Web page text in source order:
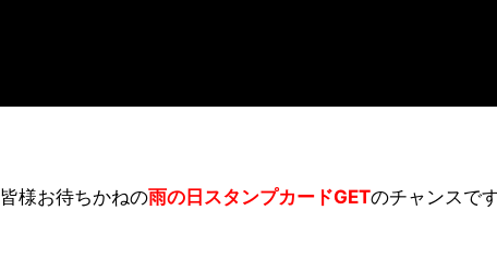
皆様お待ちかねの雨の日スタンプカードGETのチャンスで